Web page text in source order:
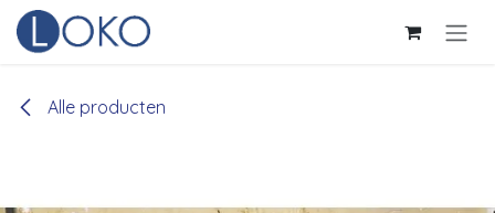
Overslaan naar inhoud
Alle producten